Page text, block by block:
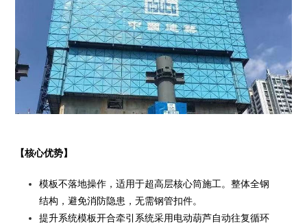
【核心优势】
模板不落地操作，适用于超高层核心筒施工。整体全钢
结构，避免消防隐患，无需钢管扣件。
提升系统模板开合牵引系统采用电动葫芦自动往复循环